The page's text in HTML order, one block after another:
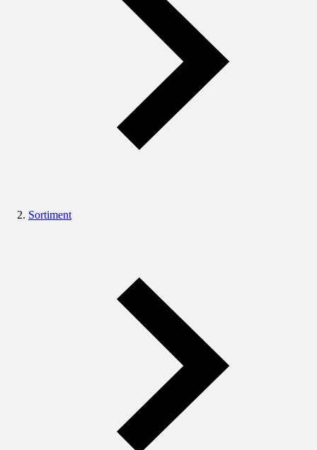
Sortiment